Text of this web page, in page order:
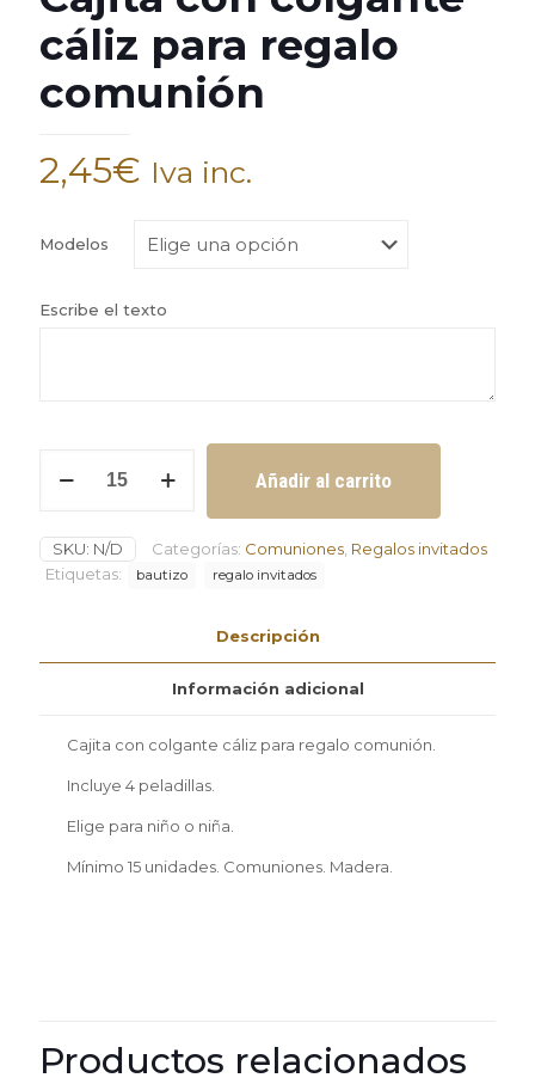
cáliz para regalo
comunión
2,45€ Iva inc.
Modelos
Escribe el texto
con
para
regalo
Añadir al carrito
SKU: N/D Categorías: Comuniones Regalos invitados
Etiquetas:
bautizo regalo invitados
Descripción
Información adicional
Cajita con colgante cáliz para regalo comunión.
Incluye 4 peladillas.
Elige para niño o niña.
Mínimo 15 unidades. Comuniones. Madera.
Productos relacionados